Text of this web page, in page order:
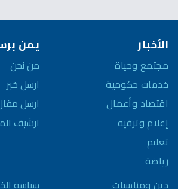
الأخبار
مجتمع وحياة
خدمات حكومية
اقتصاد وأعمال
إعلام وترفيه
تعليم
رياضة
دين ومناسبات
يمن
من نحن
ارسل خبر
ارسل
ارشيف
سياسة